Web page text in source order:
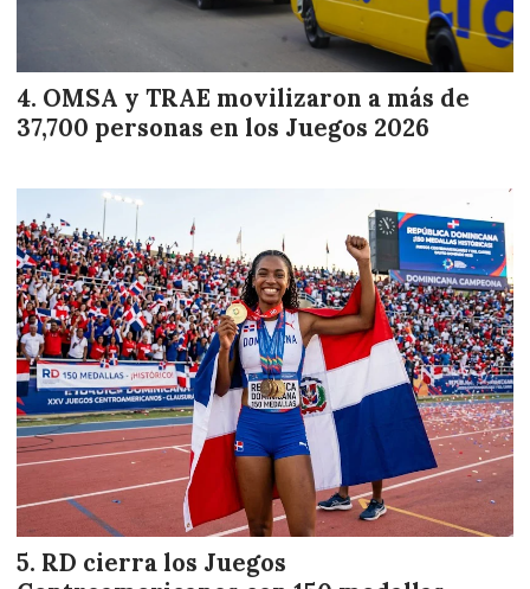
OMSA y TRAE movilizaron a más de
37,700 personas en los Juegos 2026
RD cierra los Juegos